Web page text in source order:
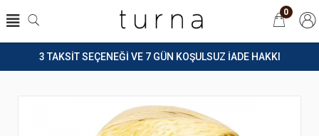
3 TAKSİT SEÇENEĞİ VE 7 GÜN KOŞULSUZ İADE HAKKI
0